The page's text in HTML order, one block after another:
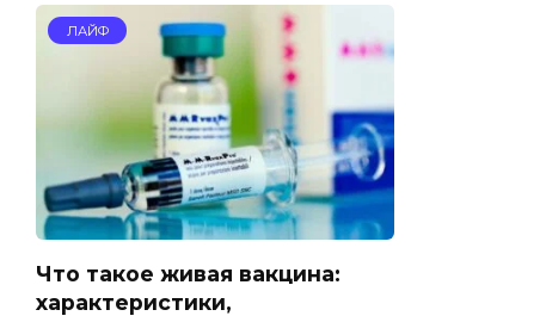
ЛАЙФ
Что такое живая вакцина:
характеристики,